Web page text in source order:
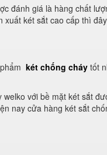
đánh giá là hàng chất
két sắt cao cấp thì
két chống cháy tốt
với bề mặt két sắt
nay cửa hàng két sắt